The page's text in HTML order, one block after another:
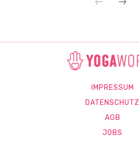
IMPRESSUM
DATENSCHUTZ
AGB
JOBS